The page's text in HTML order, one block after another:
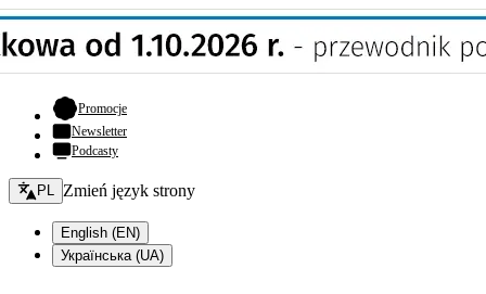
Promocje- otwiera się w nowej karcie
Newsletter
Podcasty
Zmień język - bieżący:
PL Zmień język strony
English (EN)
Українська (UA)